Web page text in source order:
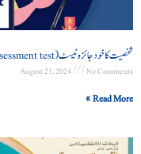
شخصیت کا خود جائزہ ٹیسٹ (personality self-assessment test)
August 21, 2024 No Comments
Read More »